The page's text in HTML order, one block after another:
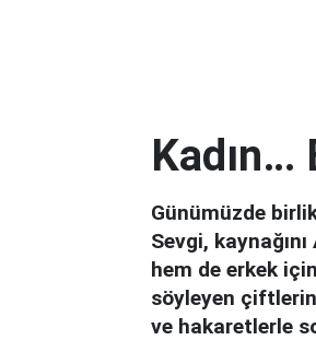
Kadın…
Günümüzde
Sevgi,
hem de erkek
söyleyen
ve hakaretlerle